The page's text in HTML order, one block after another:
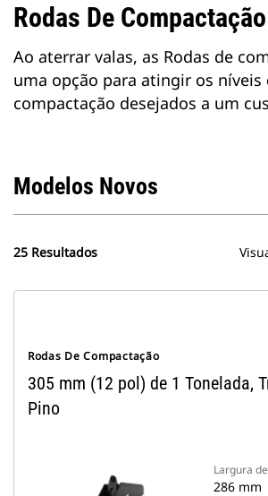
Rodas De Compactação
Ao aterrar valas, as Rodas de
uma opção para atingir os níveis
compactação desejados a um
Modelos Novos
25 Resultados
Rodas De Compactação
305 mm (12 pol) de 1 Tonelada,
Pino
Largura
286 mm